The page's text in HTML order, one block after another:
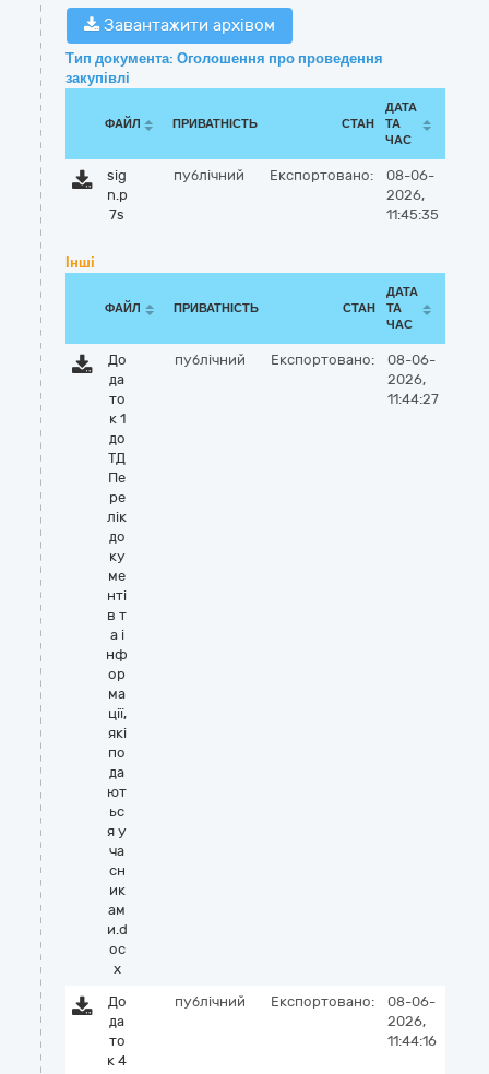
Завантажити архівом
Тип документа: Оголошення про проведення
закупівлі
ФАЙЛ ПРИВАТНІСТЬ СТАН
ДАТА
ТА
ЧАС
sig
n.p
7s
публічний Експортовано:
08-06-
2026,
11:45:35
Інші
ФАЙЛ ПРИВАТНІСТЬ СТАН
ДАТА
ТА
ЧАС
До
да
то
к 1
до
ТД
Пе
ре
лік
до
ку
ме
нті
в т
а і
нф
ор
ма
ції,
які
по
да
ют
ьс
я у
ча
сн
ик
ам
и.d
oc
x
публічний Експортовано:
08-06-
2026,
11:44:27
До
да
то
к 4
публічний Експортовано:
08-06-
2026,
11:44:16